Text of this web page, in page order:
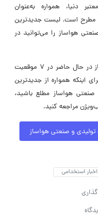
دنیا، همواره به‌عنوان
مطرح است. لیست جدیدترین
هواساز را می‌توانید در
شرکت تولیدی و صنعتی هواساز در حال حاضر در ۷ موقعیت
اینکه همواره از جدیدترین
هواساز مطلع باشید،
مراجعه کنید.
و صنعتی هواساز
اخبار استخدامی